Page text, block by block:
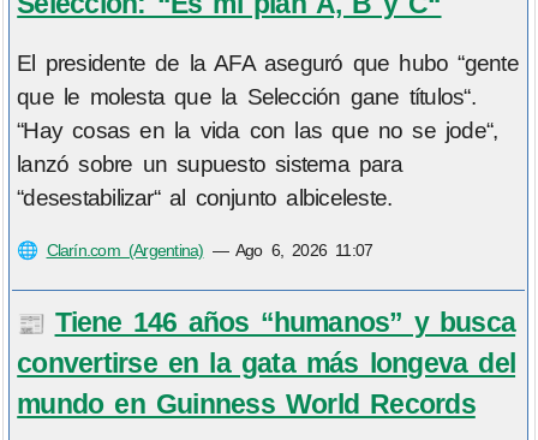
El presidente de la AFA aseguró que hubo “gente
que le molesta que la Selección gane títulos“.
“Hay cosas en la vida con las que no se jode“,
lanzó sobre un supuesto sistema para
“desestabilizar“ al conjunto albiceleste.
🌐 Clarín.com (Argentina) — Ago 6, 2026 11:07
📰 Tiene 146 años “humanos” y busca
convertirse en la gata más longeva del
mundo en Guinness World Records